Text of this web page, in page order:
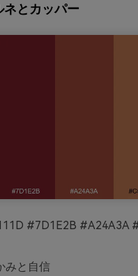
とカッパー
#7D1E2B #A24A3A
みと自信